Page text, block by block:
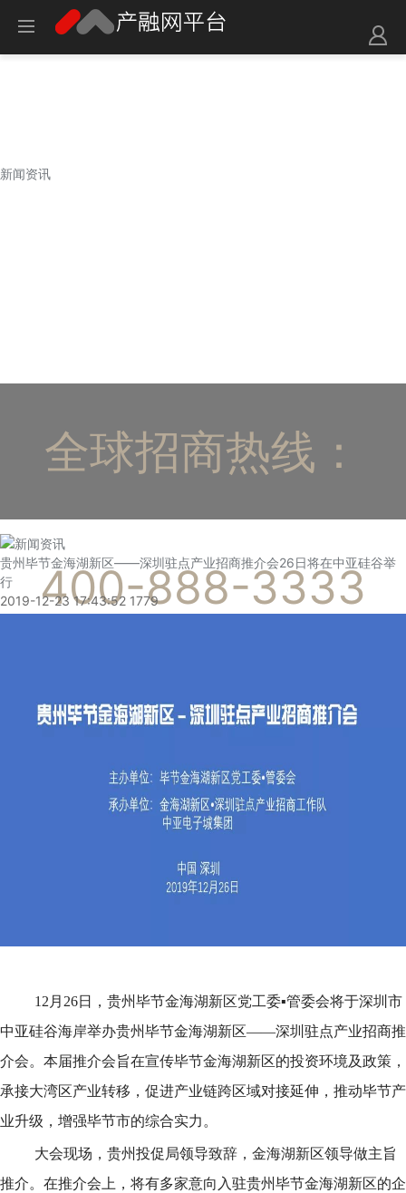
新闻资讯
全球招商热线：
400-888-3333
贵州毕节金海湖新区——深圳驻点产业招商推介会26日将在中亚硅谷举
行
2019-12-23 17:43:52 1779
12月26日，贵州毕节金海湖新区党工委▪管委会将于深圳市
中亚硅谷海岸举办贵州毕节金海湖新区——深圳驻点产业招商推
介会。本届推介会旨在宣传毕节金海湖新区的投资环境及政策，
承接大湾区产业转移，促进产业链跨区域对接延伸，推动毕节产
业升级，增强毕节市的综合实力。
大会现场，贵州投促局领导致辞，金海湖新区领导做主旨
推介。在推介会上，将有多家意向入驻贵州毕节金海湖新区的企